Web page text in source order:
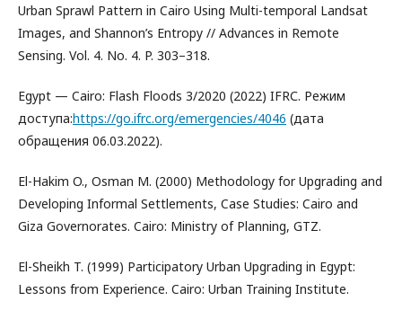
Urban Sprawl Pattern in Cairo Using Multi-temporal Landsat
Images, and Shannon’s Entropy // Advances in Remote
Sensing. Vol. 4. No. 4. P. 303–318.
Egypt — Cairo: Flash Floods 3/2020 (2022) IFRС. Режим
доступа:https://go.ifrc.org/emergencies/4046 (дата
обращения 06.03.2022).
El-Hakim O., Osman M. (2000) Methodology for Upgrading and
Developing Informal Settlements, Case Studies: Cairo and
Giza Governorates. Cairo: Ministry of Planning, GTZ.
El-Sheikh T. (1999) Participatory Urban Upgrading in Egypt:
Lessons from Experience. Cairo: Urban Training Institute.